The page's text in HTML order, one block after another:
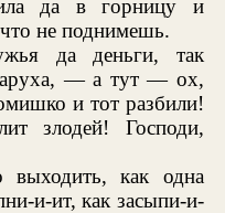
да в горницу и
не поднимешь.
да деньги, так
— а тут — ох,
и тот разбили!
злодей! Господи,
как одна
и-ит, как засыпи-и-